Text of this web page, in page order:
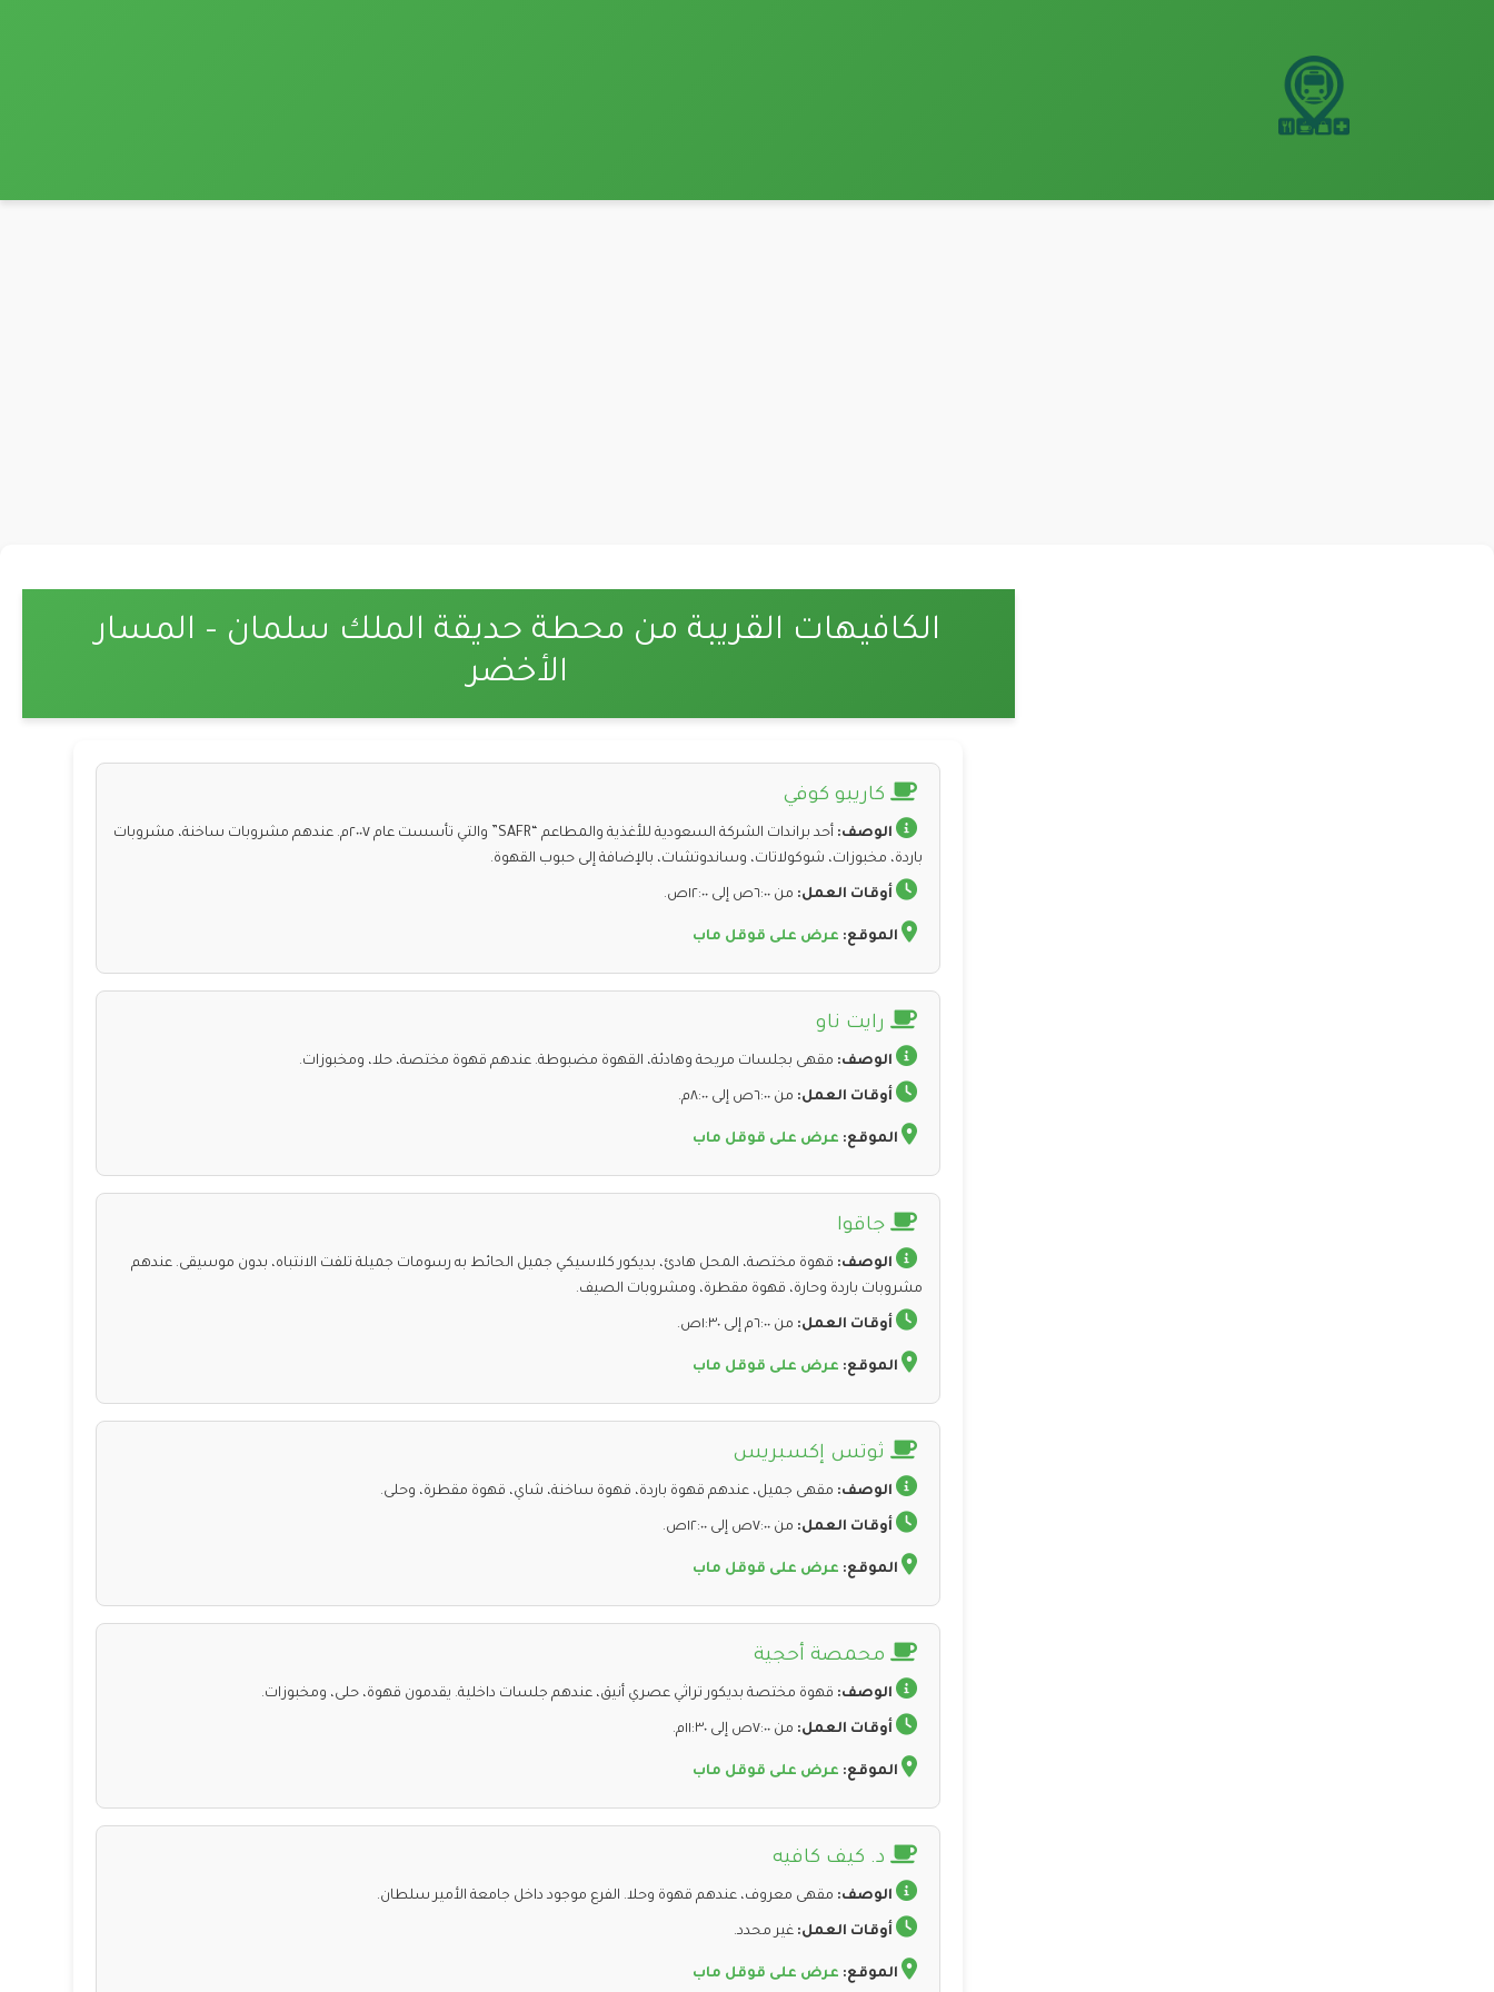
الكافيهات القريبة من محطة حديقة الملك سلمان – المسار
الأخضر
كاريبو كوفي
الوصف:
أحد براندات الشركة السعودية للأغذية والمطاعم “SAFR” والتي تأسست عام ٢٠٠٧م. عندهم مشروبات ساخنة، مشروبات
باردة، مخبوزات، شوكولاتات، وساندوتشات، بالإضافة إلى حبوب القهوة.
أوقات العمل: من ٦:٠٠ص إلى ١٢:٠٠ص.
الموقع: عرض على قوقل ماب
رايت ناو
الوصف: مقهى بجلسات مريحة وهادئة، القهوة مضبوطة. عندهم قهوة مختصة، حلا، ومخبوزات.
أوقات العمل: من ٦:٠٠ص إلى ٨:٠٠م.
الموقع: عرض على قوقل ماب
جاقوا
الوصف: قهوة مختصة، المحل هادئ، بديكور كلاسيكي جميل الحائط به رسومات جميلة تلفت الانتباه، بدون موسيقى. عندهم
مشروبات باردة وحارة، قهوة مقطرة، ومشروبات الصيف.
أوقات العمل: من ٦:٠٠م إلى ١:٣٠ص.
الموقع: عرض على قوقل ماب
ثوتس إكسبريس
الوصف: مقهى جميل، عندهم قهوة باردة، قهوة ساخنة، شاي، قهوة مقطرة، وحلى.
أوقات العمل: من ٧:٠٠ص إلى ١٢:٠٠ص.
الموقع: عرض على قوقل ماب
محمصة أحجية
الوصف: قهوة مختصة بديكور تراثي عصري أنيق، عندهم جلسات داخلية. يقدمون قهوة، حلى، ومخبوزات.
أوقات العمل: من ٧:٠٠ص إلى ١١:٣٠م.
الموقع: عرض على قوقل ماب
د. كيف كافيه
الوصف: مقهى معروف، عندهم قهوة وحلا. الفرع موجود داخل جامعة الأمير سلطان.
أوقات العمل: غير محدد.
الموقع: عرض على قوقل ماب